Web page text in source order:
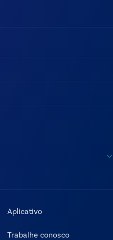
Aplicativo
Trabalhe conosco